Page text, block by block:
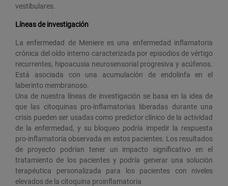
vestibulares.
Líneas de investigación
La enfermedad de Meniere es una enfermedad inflamatoria
crónica del oído interno caracterizada por episodios de vértigo
recurrentes, hipoacusia neurosensorial progresiva y acúfenos.
Está asociada con una acumulación de endolinfa en el
laberinto membranoso.
Una de nuestra líneas de investigación se basa en la idea de
que las citoquinas pro-inflamatorias liberadas durante una
crisis pueden ser usadas como predictor clínico de la actividad
de la enfermedad, y su bloqueo podría impedir la respuesta
pro-inflamatoria observada en estos pacientes. Los resultados
de proyecto podrían tener un impacto significativo en el
tratamiento de los pacientes y podría generar una solución
terapéutica personalizada para los pacientes con niveles
elevados de la citoquina proinflamatoria